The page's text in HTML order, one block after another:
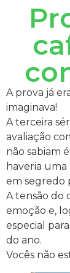
A prova já
imaginava!
​A terceira
avaliação
não sabiam
haveria
em segredo
​A tensão do
emoção e,
especial
do ano.
​Vocês não